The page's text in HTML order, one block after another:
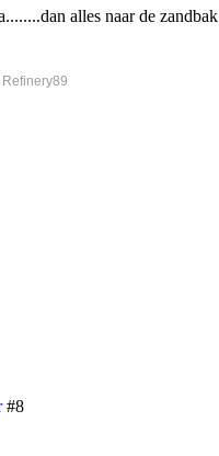
alles naar de zandbak
#8